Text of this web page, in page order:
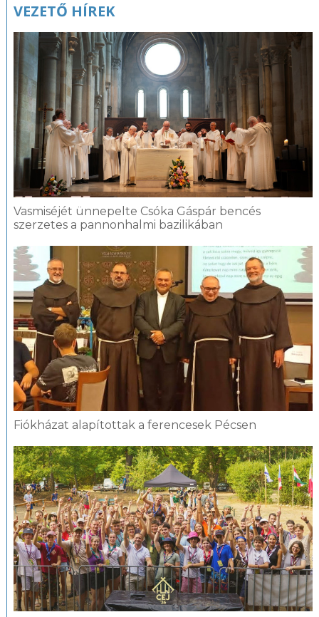
VEZETŐ HÍREK
Vasmiséjét ünnepelte Csóka Gáspár bencés
szerzetes a pannonhalmi bazilikában
Fiókházat alapítottak a ferencesek Pécsen